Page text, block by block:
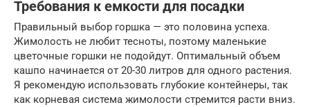
Требования к емкости для посадки
Правильный выбор горшка — это половина успеха.
Жимолость не любит тесноты, поэтому маленькие
цветочные горшки не подойдут. Оптимальный объем
кашпо начинается от 20-30 литров для одного растения.
Я рекомендую использовать глубокие контейнеры, так
как корневая система жимолости стремится расти вниз.